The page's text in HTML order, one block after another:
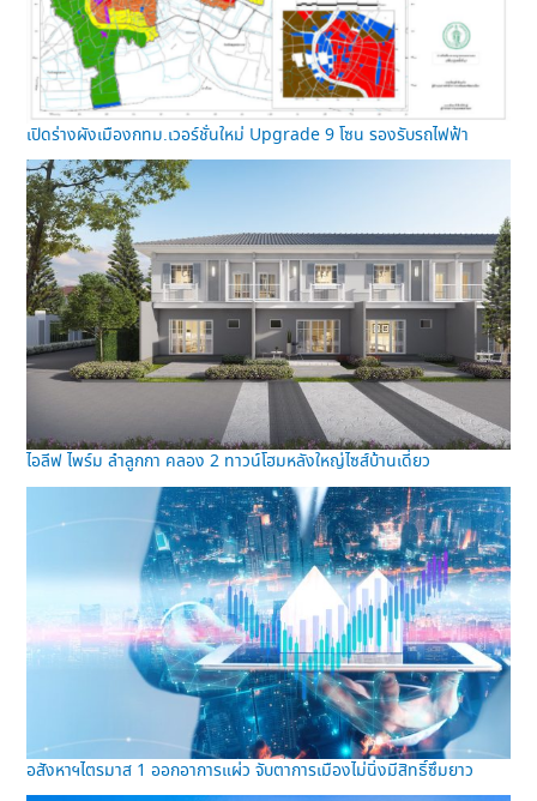
เปิดร่างผังเมืองกทม.เวอร์ชั่นใหม่ Upgrade 9 โซน รองรับรถไฟฟ้า
ไอลีฟ ไพร์ม ลำลูกกา คลอง 2 ทาวน์โฮมหลังใหญ่ไซส์บ้านเดี่ยว
อสังหาฯไตรมาส 1 ออกอาการแผ่ว จับตาการเมืองไม่นิ่งมีสิทธิ์ซึมยาว